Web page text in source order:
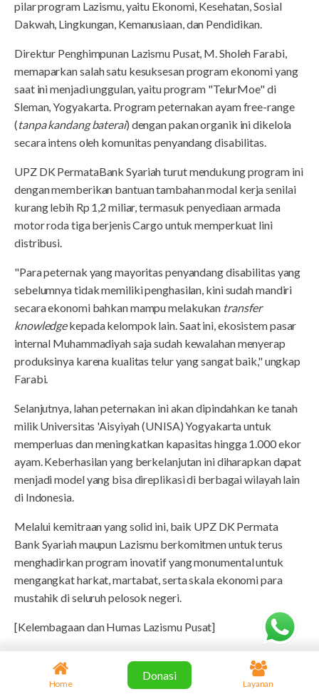
pilar program Lazismu, yaitu Ekonomi, Kesehatan, Sosial
Dakwah, Lingkungan, Kemanusiaan, dan Pendidikan.
Direktur Penghimpunan Lazismu Pusat, M. Sholeh Farabi,
memaparkan salah satu kesuksesan program ekonomi yang
saat ini menjadi unggulan, yaitu program "TelurMoe" di
Sleman, Yogyakarta. Program peternakan ayam free-range
(tanpa kandang baterai) dengan pakan organik ini dikelola
secara intens oleh komunitas penyandang disabilitas.
UPZ DK PermataBank Syariah turut mendukung program ini
dengan memberikan bantuan tambahan modal kerja senilai
kurang lebih Rp 1,2 miliar, termasuk penyediaan armada
motor roda tiga berjenis Cargo untuk memperkuat lini
distribusi.
"Para peternak yang mayoritas penyandang disabilitas yang
sebelumnya tidak memiliki penghasilan, kini sudah mandiri
secara ekonomi bahkan mampu melakukan transfer
knowledgekepada kelompok lain. Saat ini, ekosistem pasar
internal Muhammadiyah saja sudah kewalahan menyerap
produksinya karena kualitas telur yang sangat baik," ungkap
Farabi.
Selanjutnya, lahan peternakan ini akan dipindahkan ke tanah
milik Universitas 'Aisyiyah (UNISA) Yogyakarta untuk
memperluas dan meningkatkan kapasitas hingga 1.000 ekor
ayam. Keberhasilan yang berkelanjutan ini diharapkan dapat
menjadi model yang bisa direplikasi di berbagai wilayah lain
di Indonesia.
Melalui kemitraan yang solid ini, baik UPZ DK Permata
Bank Syariah maupun Lazismu berkomitmen untuk terus
menghadirkan program inovatif yang monumental untuk
mengangkat harkat, martabat, serta skala ekonomi para
mustahik di seluruh pelosok negeri.
[Kelembagaan dan Humas Lazismu Pusat]
SELENGKAPNYA
Home
Donasi
Layanan